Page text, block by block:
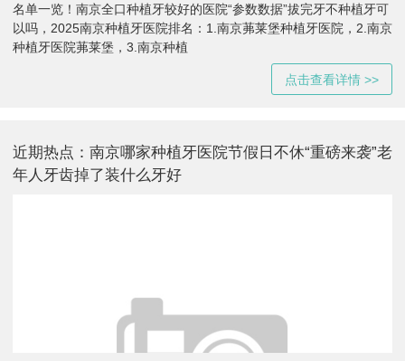
名单一览！南京全口种植牙较好的医院“参数数据”拔完牙不种植牙可
以吗，2025南京种植牙医院排名：1.南京茀莱堡种植牙医院，2.南京
种植牙医院茀莱堡，3.南京种植
点击查看详情 >>
近期热点：南京哪家种植牙医院节假日不休“重磅来袭”老
年人牙齿掉了装什么牙好